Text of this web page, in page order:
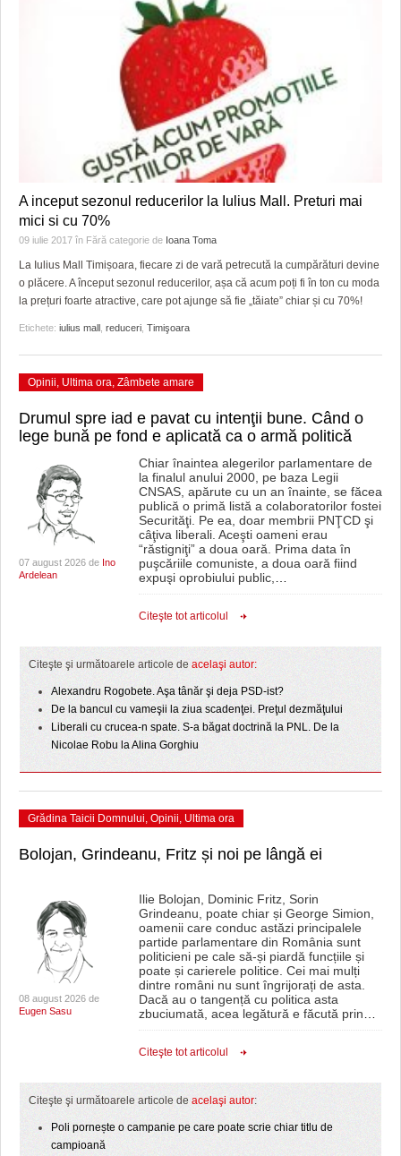
A inceput sezonul reducerilor la Iulius Mall. Preturi mai
mici si cu 70%
09 iulie 2017 în Fără categorie de Ioana Toma
La Iulius Mall Timișoara, fiecare zi de vară petrecută la cumpărături devine
o plăcere. A început sezonul reducerilor, așa că acum poți fi în ton cu moda
la prețuri foarte atractive, care pot ajunge să fie „tăiate” chiar și cu 70%!
Etichete: iulius mall reduceri Timişoara
Opinii, Ultima ora, Zâmbete amare
Drumul spre iad e pavat cu intenţii bune. Când o
lege bună pe fond e aplicată ca o armă politică
07 august 2026 de Ino
Ardelean
Chiar înaintea alegerilor parlamentare de
la finalul anului 2000, pe baza Legii
CNSAS, apărute cu un an înainte, se făcea
publică o primă listă a colaboratorilor fostei
Securităţi. Pe ea, doar membrii PNŢCD şi
câţiva liberali. Aceşti oameni erau
“răstigniţi” a doua oară. Prima data în
puşcăriile comuniste, a doua oară fiind
expuşi oprobiului public,…
Citeşte tot articolul
Citeşte şi următoarele articole de acelaşi autor:
Alexandru Rogobete. Aşa tânăr şi deja PSD-ist?
De la bancul cu vameşii la ziua scadenţei. Preţul dezmăţului
Liberali cu crucea-n spate. S-a băgat doctrină la PNL. De la
Nicolae Robu la Alina Gorghiu
Grădina Taicii Domnului, Opinii, Ultima ora
Bolojan, Grindeanu, Fritz și noi pe lângă ei
08 august 2026 de
Eugen Sasu
Ilie Bolojan, Dominic Fritz, Sorin
Grindeanu, poate chiar și George Simion,
oamenii care conduc astăzi principalele
partide parlamentare din România sunt
politicieni pe cale să-și piardă funcțiile și
poate și carierele politice. Cei mai mulți
dintre români nu sunt îngrijorați de asta.
Dacă au o tangență cu politica asta
zbuciumată, acea legătură e făcută prin…
Citeşte tot articolul
Citeşte şi următoarele articole de acelaşi autor:
Poli pornește o campanie pe care poate scrie chiar titlu de
campioană